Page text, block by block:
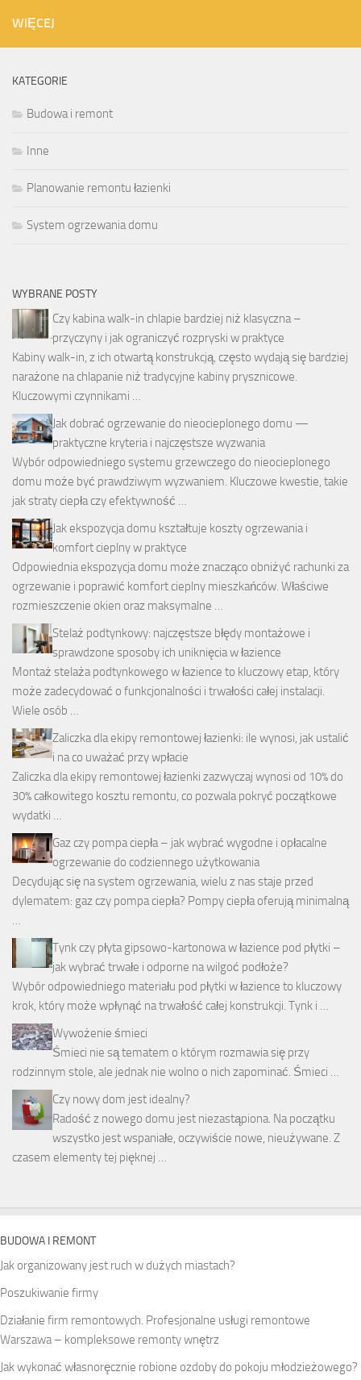
WIĘCEJ
KATEGORIE
Budowa i remont
Inne
Planowanie remontu łazienki
System ogrzewania domu
WYBRANE POSTY
Czy kabina walk-in chlapie bardziej niż klasyczna –
przyczyny i jak ograniczyć rozpryski w praktyce
Kabiny walk-in, z ich otwartą konstrukcją, często wydają się bardziej
narażone na chlapanie niż tradycyjne kabiny prysznicowe.
Kluczowymi czynnikami …
Jak dobrać ogrzewanie do nieocieplonego domu —
praktyczne kryteria i najczęstsze wyzwania
Wybór odpowiedniego systemu grzewczego do nieocieplonego
domu może być prawdziwym wyzwaniem. Kluczowe kwestie, takie
jak straty ciepła czy efektywność …
Jak ekspozycja domu kształtuje koszty ogrzewania i
komfort cieplny w praktyce
Odpowiednia ekspozycja domu może znacząco obniżyć rachunki za
ogrzewanie i poprawić komfort cieplny mieszkańców. Właściwe
rozmieszczenie okien oraz maksymalne …
Stelaż podtynkowy: najczęstsze błędy montażowe i
sprawdzone sposoby ich uniknięcia w łazience
Montaż stelaża podtynkowego w łazience to kluczowy etap, który
może zadecydować o funkcjonalności i trwałości całej instalacji.
Wiele osób …
Zaliczka dla ekipy remontowej łazienki: ile wynosi, jak ustalić
i na co uważać przy wpłacie
Zaliczka dla ekipy remontowej łazienki zazwyczaj wynosi od 10% do
30% całkowitego kosztu remontu, co pozwala pokryć początkowe
wydatki …
Gaz czy pompa ciepła – jak wybrać wygodne i opłacalne
ogrzewanie do codziennego użytkowania
Decydując się na system ogrzewania, wielu z nas staje przed
dylematem: gaz czy pompa ciepła? Pompy ciepła oferują minimalną
…
Tynk czy płyta gipsowo-kartonowa w łazience pod płytki –
jak wybrać trwałe i odporne na wilgoć podłoże?
Wybór odpowiedniego materiału pod płytki w łazience to kluczowy
krok, który może wpłynąć na trwałość całej konstrukcji. Tynk i …
Wywożenie śmieci
Śmieci nie są tematem o którym rozmawia się przy
rodzinnym stole, ale jednak nie wolno o nich zapominać. Śmieci …
Czy nowy dom jest idealny?
Radość z nowego domu jest niezastąpiona. Na początku
wszystko jest wspaniałe, oczywiście nowe, nieużywane. Z
czasem elementy tej pięknej …
BUDOWA I REMONT
Jak organizowany jest ruch w dużych miastach?
Poszukiwanie firmy
Działanie firm remontowych. Profesjonalne usługi remontowe
Warszawa – kompleksowe remonty wnętrz
Jak wykonać własnoręcznie robione ozdoby do pokoju młodzieżowego?